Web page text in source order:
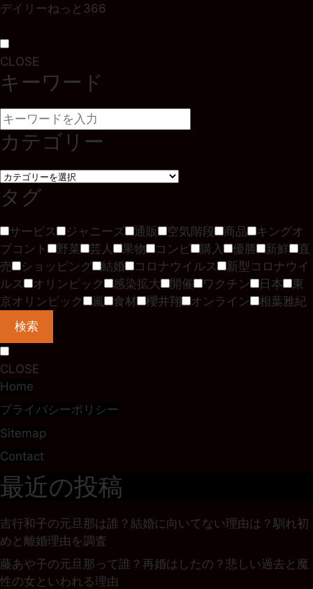
デイリーねっと366
CLOSE
キーワード
カテゴリー
タグ
サービス ジャニーズ 通販 空気階段 商品
キングオ
ブコント
野菜 芸人 果物 コンビ 購入 優勝 新鮮
直
売
ショッピング 結婚 コロナウイルス
新型コロナウイ
ルス
オリンピック 感染拡大 開催 ワクチン 日本
東
京オリンピック
嵐 食材 櫻井翔 オンライン
相葉雅紀
検索
CLOSE
Home
プライバシーポリシー
Sitemap
Contact
最近の投稿
吉行和子の元旦那は誰？結婚に向いてない理由は？馴れ初
めと離婚理由を調査
藤あや子の元旦那って誰？再婚はしたの？悲しい過去と魔
性の女といわれる理由